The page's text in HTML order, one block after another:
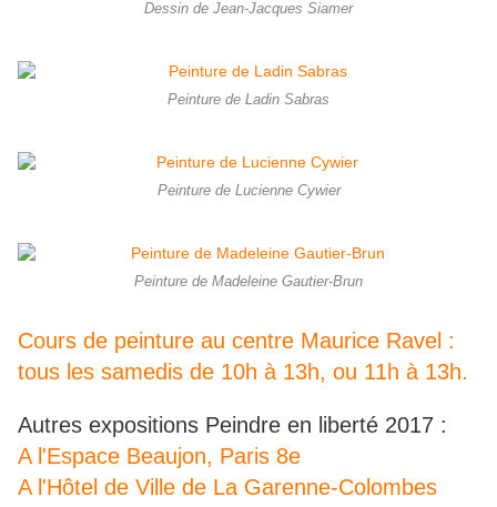
Dessin de Jean-Jacques Siamer
Peinture de Ladin Sabras
Peinture de Lucienne Cywier
Peinture de Madeleine Gautier-Brun
Cours de peinture au centre Maurice Ravel :
tous les samedis de 10h à 13h, ou 11h à 13h.
Autres expositions Peindre en liberté 2017 :
A l'Espace Beaujon, Paris 8e
A l'Hôtel de Ville de La Garenne-Colombes